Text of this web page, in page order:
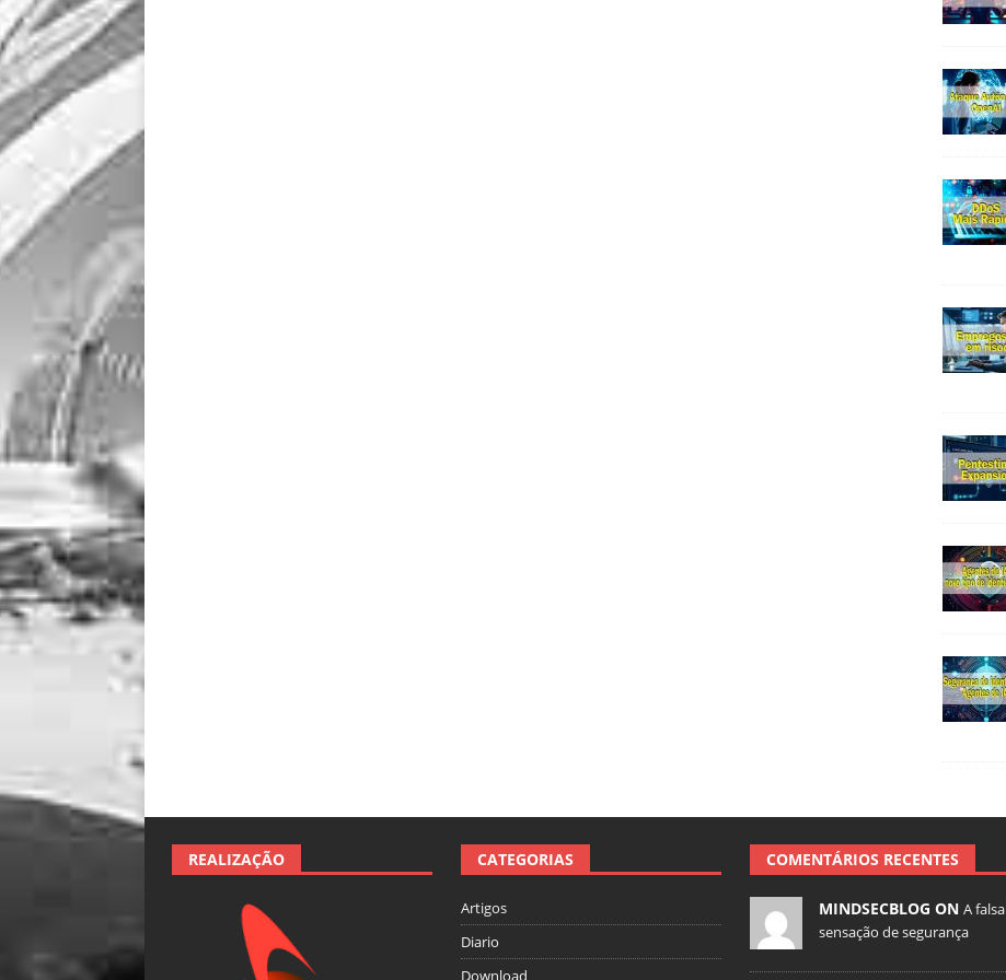
REALIZAÇÃO CATEGORIAS
Artigos
Diario
Download
COMENTÁRIOS RECENTES
MINDSECBLOG ON A falsa
sensação de segurança